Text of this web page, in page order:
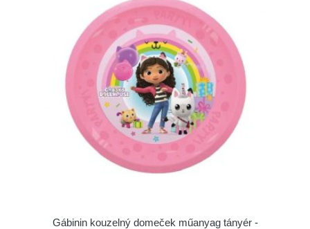
Gábinin kouzelný domeček műanyag tányér -